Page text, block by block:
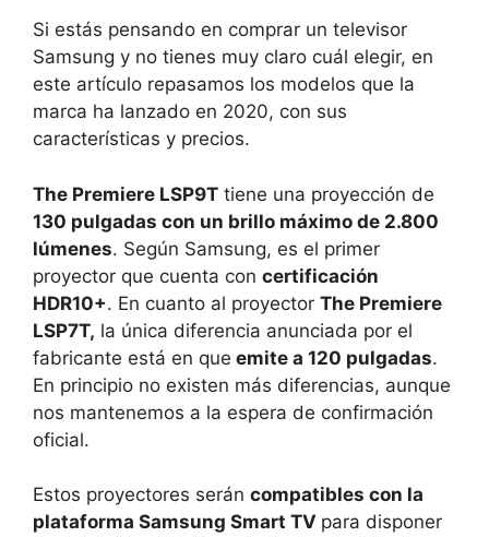
Si estás pensando en comprar un televisor
Samsung y no tienes muy claro cuál elegir, en
este artículo repasamos los modelos que la
marca ha lanzado en 2020, con sus
características y precios.
The Premiere LSP9T tiene una proyección de
130 pulgadas con un brillo máximo de 2.800
lúmenes. Según Samsung, es el primer
proyector que cuenta con certificación
HDR10+. En cuanto al proyector The Premiere
LSP7T, la única diferencia anunciada por el
fabricante está en que emite a 120 pulgadas.
En principio no existen más diferencias, aunque
nos mantenemos a la espera de confirmación
oficial.
Estos proyectores serán compatibles con la
plataforma Samsung Smart TV para disponer